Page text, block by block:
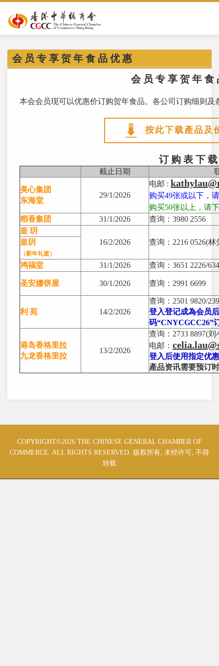
会 员 专 享 贺 年 食 品 优 惠
会 员 专 享 贺 年 食
本会会员现可以优惠价订购贺年食品。各公司订购细则
按此下载產品及
订 购 表 下
截止日期
美心集团
东海堂
29/1/2026
电邮 :
购买49张或以下，请
购买50张以上，请下
稻香集团
31/1/2026
查询：3980 2556
皇 玥
16/2/2026
查询：2216 0526(林
皇玥
（新年礼篮）
鸿福堂 31/1/2026 查询：3651 2226/
圣安娜饼屋 30/1/2026 查询：2991 6699
利 苑 14/2/2026
查询：2501 9820/
登入登记成為会员
码“CNYCGCC26”
港岛香格里拉
九龙香格里拉
13/2/2026
查询：2733 8897(刘
电邮：
登入后使用指定优
產品资讯需要预订
COPYRIGHT©2026 THE CHINESE GENERAL CHAMBER OF
COMMERCE. ALL RIGHTS RESERVED. 版权所有, 未经许可, 不得
转载